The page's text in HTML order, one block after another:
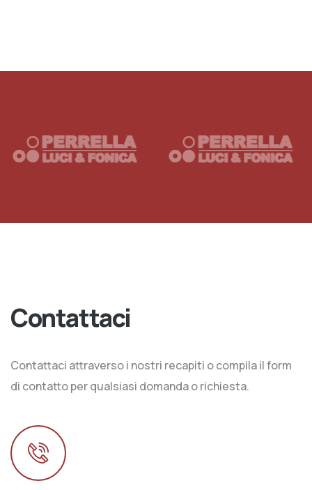
Contattaci
Contattaci attraverso i nostri recapiti o compila il form
di contatto per qualsiasi domanda o richiesta.